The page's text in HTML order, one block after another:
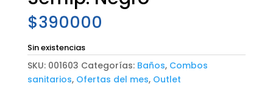
$390000
Sin existencias
SKU: 001603 Categorías: Baños, Combos
sanitarios, Ofertas del mes, Outlet